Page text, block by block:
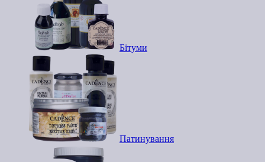
Бітуми
Патинування